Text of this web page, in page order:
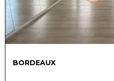
BORDEAUX